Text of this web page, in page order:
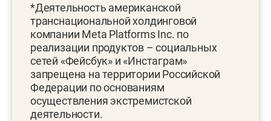
*Деятельность американской
транснациональной холдинговой
компании Meta Platforms Inc. по
реализации продуктов – социальных
сетей «Фейсбук» и «Инстаграм»
запрещена на территории Российской
Федерации по основаниям
осуществления экстремистской
деятельности.